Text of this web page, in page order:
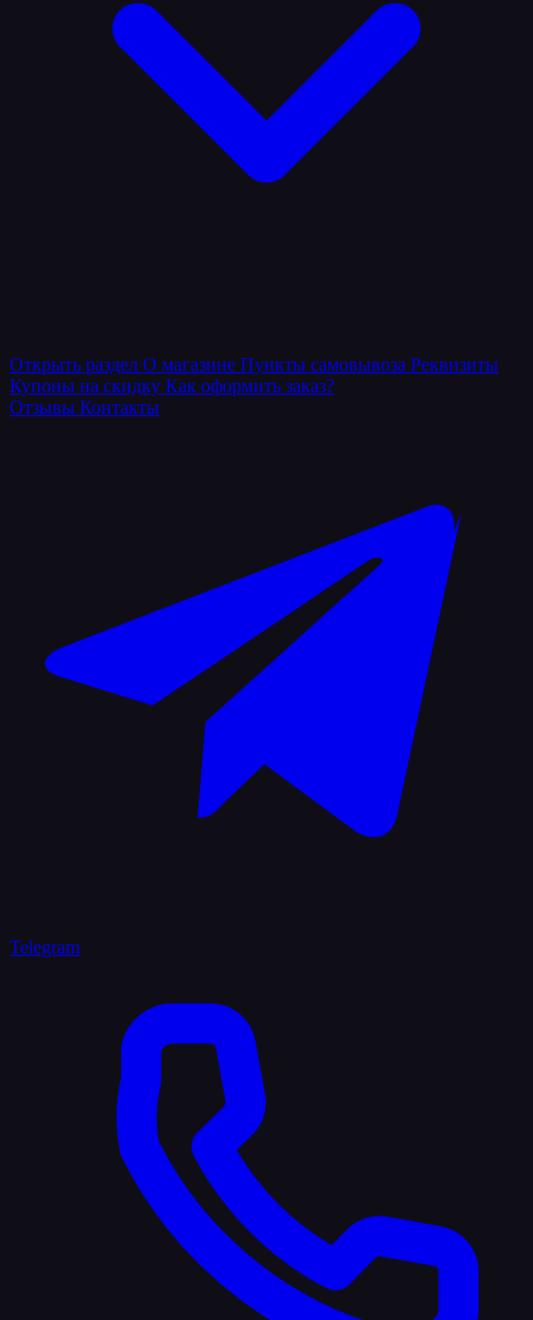
Открыть раздел О магазине Пункты самовывоза Реквизиты
Купоны на скидку Как оформить заказ?
Отзывы Контакты
Telegram